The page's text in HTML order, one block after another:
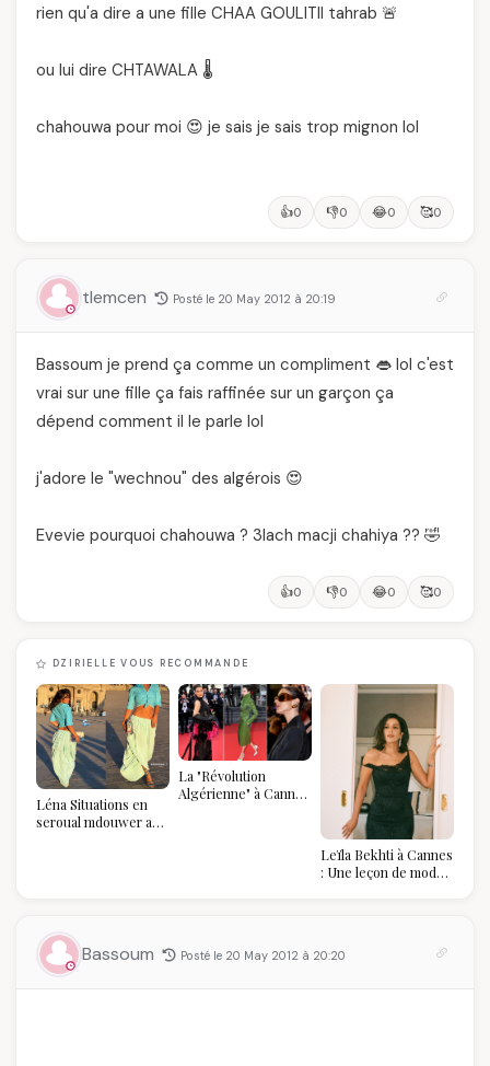
rien qu'a dire a une fille CHAA GOULITII tahrab 🚨
ou lui dire CHTAWALA 🌡️
chahouwa pour moi 😍 je sais je sais trop mignon lol
👍0 👎0 😂0 🥰0
tlemcen Posté le 20 May 2012 à 20:19
Bassoum je prend ça comme un compliment 👄 lol c'est
vrai sur une fille ça fais raffinée sur un garçon ça
dépend comment il le parle lol
j'adore le "wechnou" des algérois 😍
Evevie pourquoi chahouwa ? 3lach macji chahiya ?? 🤣
👍0 👎0 😂0 🥰0
DZIRIELLE VOUS RECOMMANDE
Léna Situations en
seroual mdouwer au
La "Révolution
Algérienne" à Cannes
Leïla Bekhti à Cannes
: Une leçon de mode
Bassoum Posté le 20 May 2012 à 20:20